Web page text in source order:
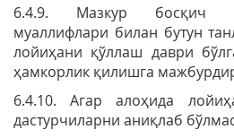
6.4.9. Мазкур босқич
муаллифлари билан бутун
лойиҳани қўллаш даври
ҳамкорлик қилишга
6.4.10. Агар алоҳида
дастурчиларни аниқлаб